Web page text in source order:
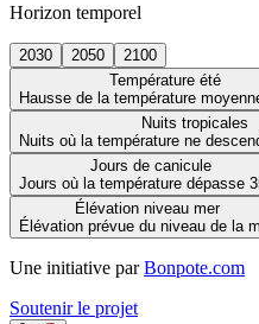
Horizon temporel
2030 2050
2100
Température été
Hausse de la température
Nuits tropicales
Nuits où la température ne
Jours de canicule
Jours où la température dépasse
Élévation niveau mer
Élévation prévue du niveau de la
Une initiative par Bonpote.com
Soutenir le projet